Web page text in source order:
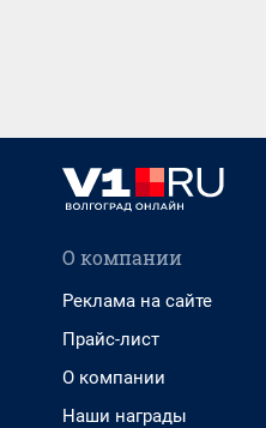
О компании
Реклама на сайте
Прайс-лист
О компании
Наши награды